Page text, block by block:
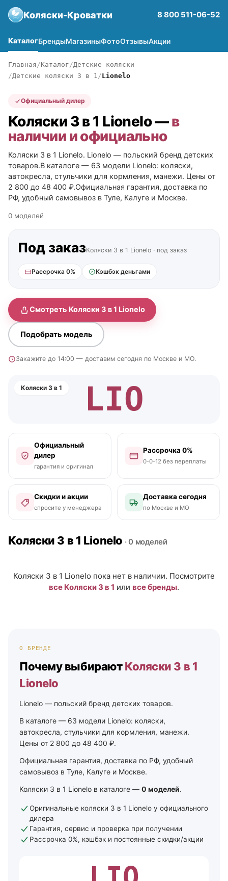
Коляски-Кроватки 8 800 511-06-52
КаталогБрендыМагазиныФотоОтзывыАкции
Главная Каталог Детские коляски
Детские коляски 3 в 1
Lionelo
Официальный дилер
Коляски 3 в 1 Lionelo —в
наличии и официально
Коляски 3 в 1 Lionelo. Lionelo — польский бренд детских
товаров.В каталоге — 63 модели Lionelo: коляски,
автокресла, стульчики для кормления, манежи. Цены от
2 800 до 48 400 ₽.Официальная гарантия, доставка по
РФ, удобный самовывоз в Туле, Калуге и Москве.
0 моделей
Под заказКоляски 3 в 1 Lionelo · под заказ
Рассрочка 0% Кэшбэк деньгами
Смотреть Коляски 3 в 1 Lionelo
Подобрать модель
Закажите до 14:00 — доставим сегодня по Москве и МО.
Коляски 3 в 1 LIO
Официальный
дилер
гарантия и оригинал
Рассрочка 0%
0-0-12 без переплаты
Скидки и акции
спросите у менеджера
Доставка сегодня
по Москве и МО
Коляски 3 в 1 Lionelo · 0 моделей
Коляски 3 в 1 Lionelo пока нет в наличии. Посмотрите
все Коляски 3 в 1 или все бренды.
О БРЕНДЕ
Почему выбираютКоляски 3 в 1
Lionelo
Lionelo — польский бренд детских товаров.
В каталоге — 63 модели Lionelo: коляски,
автокресла, стульчики для кормления, манежи.
Цены от 2 800 до 48 400 ₽.
Официальная гарантия, доставка по РФ, удобный
самовывоз в Туле, Калуге и Москве.
Коляски 3 в 1 Lionelo в каталоге — 0 моделей.
Оригинальные коляски 3 в 1 Lionelo у официального
дилера
Гарантия, сервис и проверка при получении
Рассрочка 0%, кэшбэк и постоянные скидки/акции